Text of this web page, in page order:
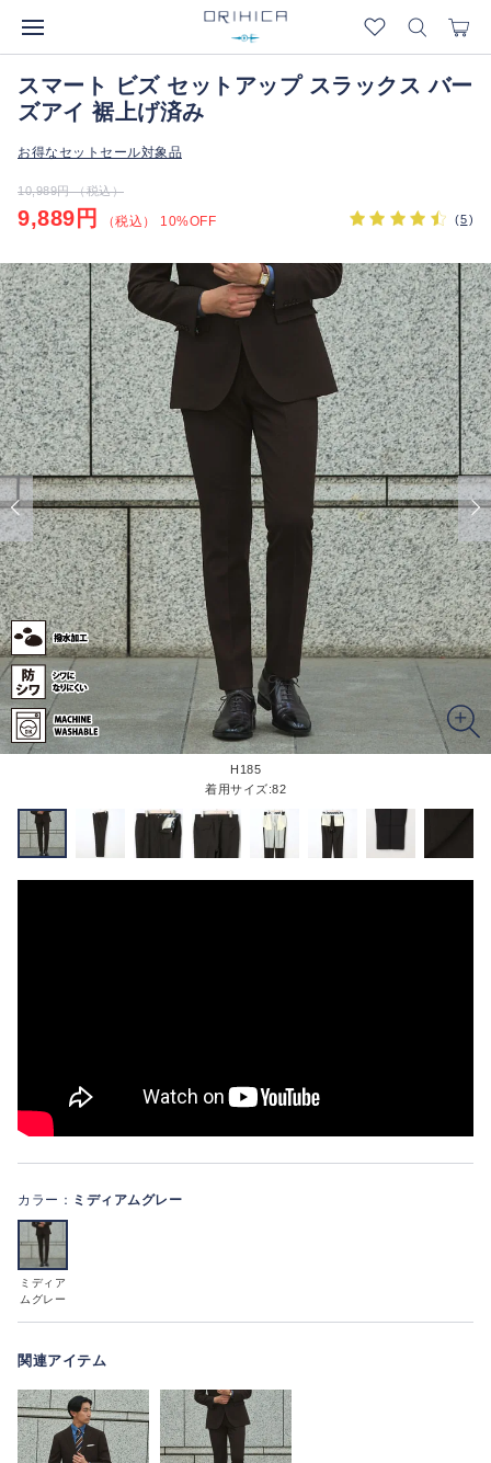
スマート ビズ セットアップ スラックス バー
ズアイ 裾上げ済み
お得なセットセール対象品
10,989円 （税込）
9,889円 （税込） 10%OFF (5)
H185
着用サイズ:82
カラー： ミディアムグレー
ミディア
ムグレー
関連アイテム